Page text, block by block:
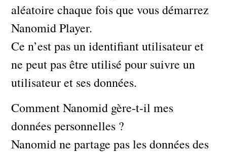
aléatoire chaque fois que vous démarrez
Nanomid Player.
Ce n’est pas un identifiant utilisateur et
ne peut pas être utilisé pour suivre un
utilisateur et ses données.
Comment Nanomid gère-t-il mes
données personnelles ?
Nanomid ne partage pas les données des